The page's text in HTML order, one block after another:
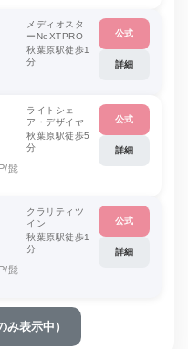
メディオスタ
ーNeXTPRO
秋葉原駅徒歩1
分
公式
詳細
髭
ライトシェ
ア・デザイヤ
秋葉原駅徒歩5
分
公式
詳細
髭
クラリティツ
イン
秋葉原駅徒歩1
分
公式
詳細
表示中）